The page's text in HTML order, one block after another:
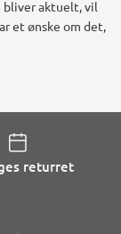
bliver aktuelt, vil
et ønske om det,
returret